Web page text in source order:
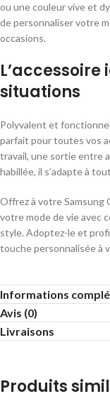
ou une couleur vive et
de personnaliser votre
occasions.
situations
Polyvalent et
parfait pour toutes vos
travail, une sortie entre
habillée, il s’adapte à
Offrez à votre Samsung
votre mode de vie avec
style. Adoptez-le et
touche personnalisée à
Informations
Avis (0)
Livraisons
Produits